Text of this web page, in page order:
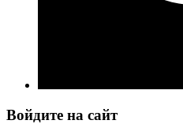
Войдите на сайт